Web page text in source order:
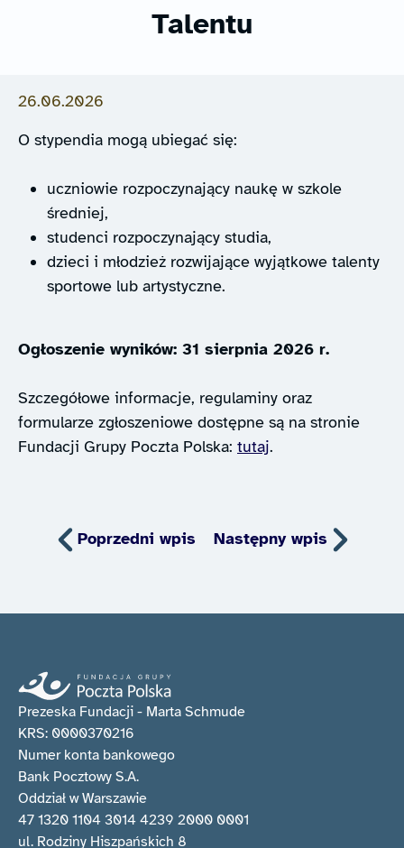
Talentu
26.06.2026
O stypendia mogą ubiegać się:
uczniowie rozpoczynający naukę w szkole
średniej,
studenci rozpoczynający studia,
dzieci i młodzież rozwijające wyjątkowe talenty
sportowe lub artystyczne.
Ogłoszenie wyników: 31 sierpnia 2026 r.
Szczegółowe informacje, regulaminy oraz
formularze zgłoszeniowe dostępne są na stronie
Fundacji Grupy Poczta Polska: tutaj.
Poprzedni wpis Następny wpis
Prezeska Fundacji - Marta Schmude
KRS: 0000370216
Numer konta bankowego
Bank Pocztowy S.A.
Oddział w Warszawie
47 1320 1104 3014 4239 2000 0001
ul. Rodziny Hiszpańskich 8